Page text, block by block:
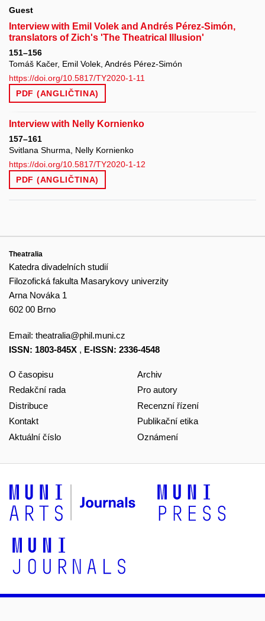
Guest
Interview with Emil Volek and Andrés Pérez-Simón,
translators of Zich's 'The Theatrical Illusion'
151–156
Tomáš Kačer, Emil Volek, Andrés Pérez-Simón
https://doi.org/10.5817/TY2020-1-11
PDF (ANGLIČTINA)
Interview with Nelly Kornienko
157–161
Svitlana Shurma, Nelly Kornienko
https://doi.org/10.5817/TY2020-1-12
PDF (ANGLIČTINA)
Theatralia
Katedra divadelních studií
Filozofická fakulta Masarykovy univerzity
Arna Nováka 1
602 00 Brno
Email: theatralia@phil.muni.cz
ISSN: 1803-845X , E-ISSN: 2336-4548
O časopisu
Redakční rada
Distribuce
Kontakt
Aktuální číslo
Archiv
Pro autory
Recenzní řízení
Publikační etika
Oznámení